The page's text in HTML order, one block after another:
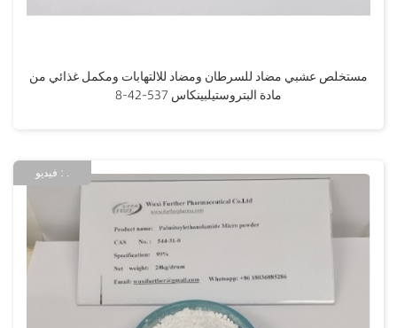
مستخلص عشبي مضاد للسرطان ومضاد للالتهابات ومكمل غذائي من
مادة البتروستيلبينكاس 537-42-8
فيديو : .